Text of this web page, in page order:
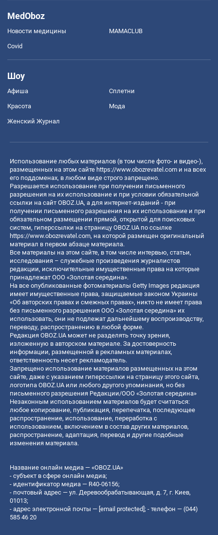
MedOboz
Новости медицины MAMACLUB
Covid
Шоу
Афиша Сплетни
Красота Мода
Женский Журнал
Использование любых материалов (в том числе фото- и видео-),
размещенных на этом сайте https://www.obozrevatel.com и на всех
его поддоменах, в любом виде строго запрещено.
Разрешается использование при получении письменного
разрешения на их использование и при условии обязательной
ссылки на сайт OBOZ.UA, а для интернет-изданий - при
получении письменного разрешения на их использование и при
обязательном размещении прямой, открытой для поисковых
систем, гиперссылки на страницу OBOZ.UA по ссылке
https://www.obozrevatel.com, на которой размещен оригинальный
материал в первом абзаце материала.
Все материалы на этом сайте, в том числе интервью, статьи,
исследования – служебные произведения журналистов
редакции, исключительные имущественные права на которые
принадлежат ООО «Золотая середина».
На все опубликованные фотоматериалы Getty Images редакция
имеет имущественные права, защищаемые законом Украины
«Об авторских правах и смежных правах», никто не имеет права
без письменного разрешения ООО «Золотая середина» их
использовать, они не подлежат дальнейшему воспроизводству,
переводу, распространению в любой форме.
Редакция OBOZ.UA может не разделять точку зрения,
изложенную в авторском материале. За достоверность
информации, размещенной в рекламных материалах,
ответственность несет рекламодатель.
Запрещено использование материалов размещенных на этом
сайте, даже с указанием гиперссылки на страницу этого сайта,
логотипа OBOZ.UA или любого другого упоминания, но без
письменного разрешения Редакции/ООО «Золотая середина»
Незаконным использованием материалов будет считаться:
любое копирование, публикация, перепечатка, последующее
распространение, использование, переработка с
использованием, включением в состав других материалов,
распространение, адаптация, перевод и другие подобные
изменения материала.
Название онлайн медиа — «OBOZ.UA»
- субъект в сфере онлайн медиа;
- идентификатор медиа — R40-06156;
- почтовый адрес — ул. Деревообрабатывающая, д. 7, г. Киев,
01013;
- адрес электронной почты — [email protected]; - телефон — (044)
585 46 20